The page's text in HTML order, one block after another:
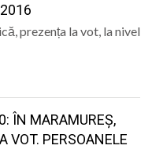
prezența la vot, la nivel
ÎN MARAMUREȘ,
VOT. PERSOANELE